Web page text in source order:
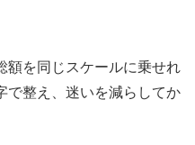
額を同じスケールに乗せれ
で整え、迷いを減らしてか